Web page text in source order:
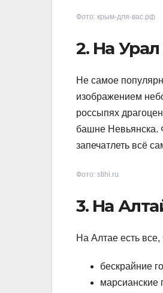
Фото: крым-для-вас.рф
2. На Урал
Не самое
изображением
россыпях
башне Невьянска.
запечатлеть всё
Фото: stihi.ru
3. На
На Алтае есть
бескрайние
марсианские